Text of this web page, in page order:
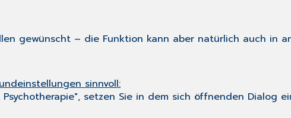
gewünscht – die Funktion kann aber natürlich auch in
sinnvoll:
setzen Sie in dem sich öffnenden Dialog